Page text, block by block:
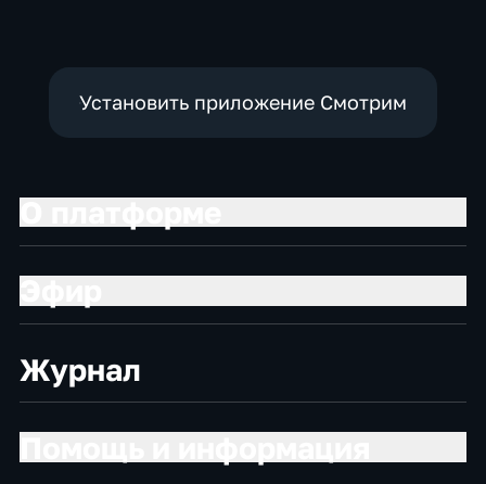
Установить приложение Смотрим
Журнал